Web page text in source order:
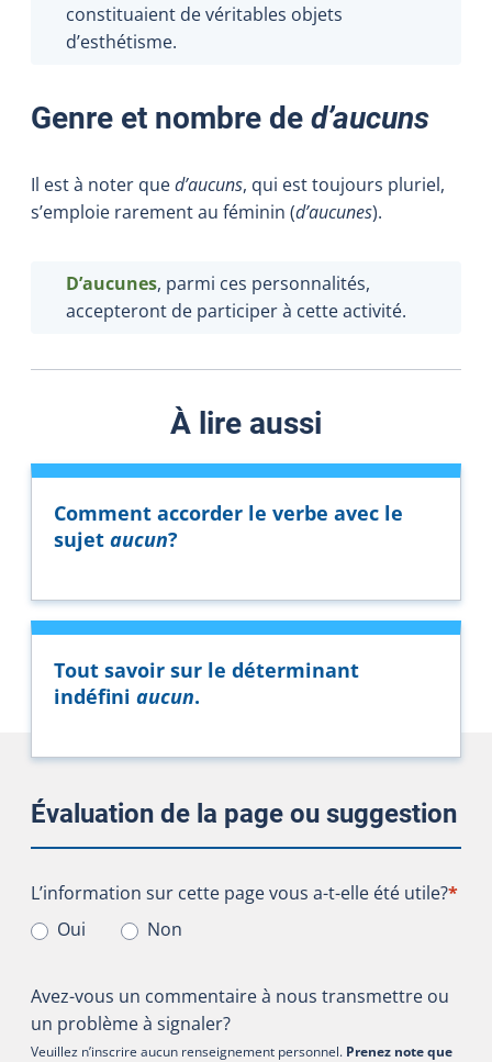
constituaient de véritables objets
d’esthétisme.
Genre et nombre de d’aucuns
Il est à noter qued’aucuns, qui est toujours pluriel,
s’emploie rarement au féminin (d’aucunes).
D’aucunes, parmi ces personnalités,
accepteront de participer à cette activité.
À lire aussi
Comment accorder le verbe avec le
sujet aucun?
Tout savoir sur le déterminant
indéfini aucun.
Évaluation de la page ou suggestion
L’information sur cette page vous a-t-elle été utile?
L’information sur cette page vous a-t-elle été utile?*
Oui
Non
Avez-vous un commentaire à nous transmettre ou
un problème à signaler?
Veuillez n’inscrire aucun renseignement personnel. Prenez note que